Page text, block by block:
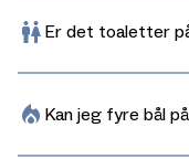
Er det toaletter
Kan jeg fyre bål